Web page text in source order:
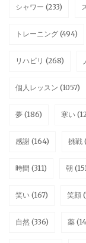
シャワー (233)
トレーニング (494)
リハビリ (268)
個人レッスン (1057)
夢 (186) 寒い
感謝 (164) 挑戦
時間 (311) 朝
笑い (167) 笑顔
自然 (336) 薬